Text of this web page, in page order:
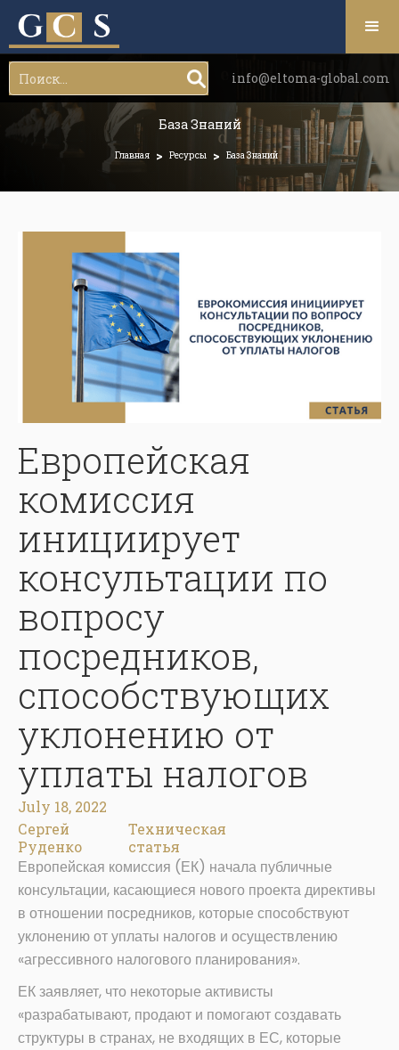
info@eltoma-global.com
База Знаний
Главная > Ресурсы > База Знаний
Европейская
комиссия
инициирует
консультации по
вопросу
посредников,
способствующих
уклонению от
уплаты налогов
July 18, 2022
Сергей
Руденко
Техническая
статья
Европейская комиссия (ЕК) начала публичные
консультации, касающиеся нового проекта директивы
в отношении посредников, которые способствуют
уклонению от уплаты налогов и осуществлению
«агрессивного налогового планирования».
ЕК заявляет, что некоторые активисты
«разрабатывают, продают и помогают создавать
структуры в странах, не входящих в ЕС, которые